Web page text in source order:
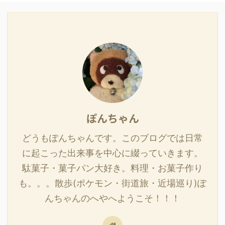
ぽんちゃん
どうもぽんちゃんです。このブログでは日常
に起こった出来事を中心に綴っていきます。
駄菓子・菓子パン大好き。料理・お菓子作り
も。。。散歩(ポケモン・街道旅・近場巡り)ぽ
んちゃんのへやへようこそ！！！